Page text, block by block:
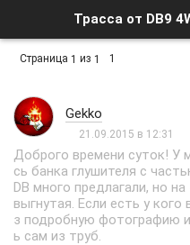
Трасса от DB9
Страница 1 из 1 1
Gekko
21.09.2015 в 12:31
Доброго времени суток! У
сь банка глушителя с
DB много предлагали, но
выгнутая. Если есть у
з подробную фотографию
ь сам из труб.